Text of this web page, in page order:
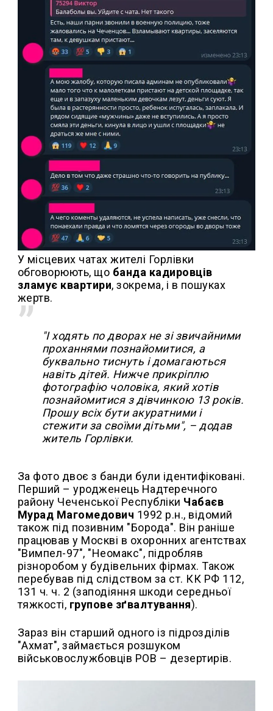
У місцевих чатах жителі Горлівки
обговорюють, що банда кадировців
зламує квартири, зокрема, і в пошуках
жертв.
"І ходять по дворах не зі звичайними
проханнями познайомитися, а
буквально тиснуть і домагаються
навіть дітей. Нижче прикріплю
фотографію чоловіка, який хотів
познайомитися з дівчинкою 13 років.
Прошу всіх бути акуратними і
стежити за своїми дітьми", – додав
житель Горлівки.
За фото двоє з банди були ідентифіковані.
Перший – уродженець Надтеречного
району Чеченської Республіки Чабаєв
Мурад Магомедович 1992 р.н., відомий
також під позивним "Борода". Він раніше
працював у Москві в охоронних агентствах
"Вимпел-97", "Неомакс", підробляв
різноробом у будівельних фірмах. Також
перебував під слідством за ст. КК РФ 112,
131 ч. ч. 2 (заподіяння шкоди середньої
тяжкості, групове зґвалтування).
Зараз він старший одного із підрозділів
"Ахмат", займається розшуком
військовослужбовців РОВ – дезертирів.